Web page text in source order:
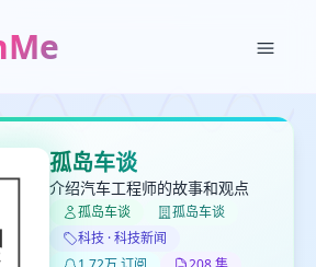
孤岛车谈
介绍汽车工程师的故事和观点
孤岛车谈
孤岛车谈
科技 · 科技新闻
取消 确认删除